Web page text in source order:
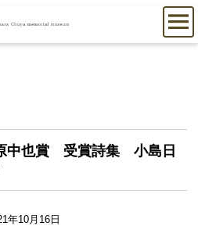
中也賞 受賞詩集 小島日
年10月16日